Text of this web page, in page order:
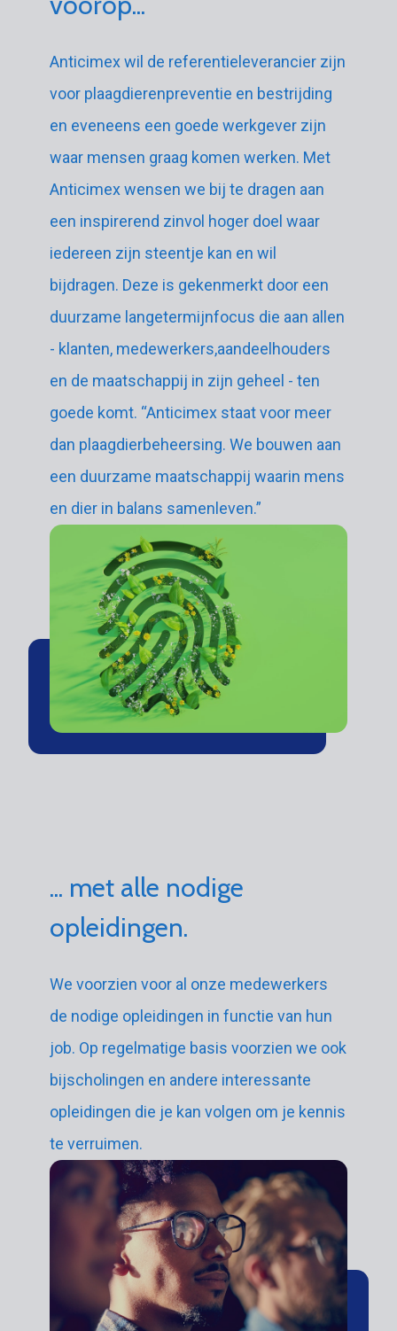
Anticimex wil de referentieleverancier zijn
voor plaagdierenpreventie en bestrijding
en eveneens een goede werkgever zijn
waar mensen graag komen werken. Met
Anticimex wensen we bij te dragen aan
een inspirerend zinvol hoger doel waar
iedereen zijn steentje kan en wil
bijdragen. Deze is gekenmerkt door een
duurzame langetermijnfocus die aan allen
- klanten, medewerkers,aandeelhouders
en de maatschappij in zijn geheel - ten
goede komt. “Anticimex staat voor meer
dan plaagdierbeheersing. We bouwen aan
een duurzame maatschappij waarin mens
en dier in balans samenleven.”
... met alle nodige
opleidingen.
We voorzien voor al onze medewerkers
de nodige opleidingen in functie van hun
job. Op regelmatige basis voorzien we ook
bijscholingen en andere interessante
opleidingen die je kan volgen om je kennis
te verruimen.